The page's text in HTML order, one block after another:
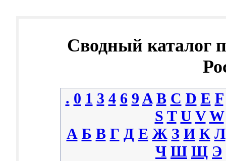
Сводный каталог
. 0 1 3 4 6 9 A B C D E F
S T U V W
А Б В Г Д Е Ж З И К Л
Ч Ш Щ Э